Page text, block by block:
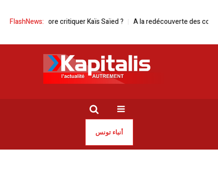
FlashNews:
critiquer Kaïs Saïed ? A la redécouverte des couleurs perdues
أنباء تونس